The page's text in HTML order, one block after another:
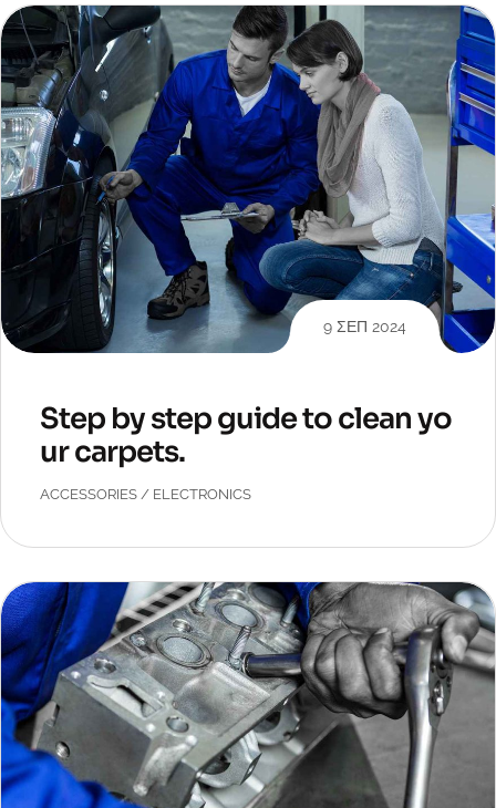
9 ΣΕΠ 2024
Step by step guide to clean yo
ur carpets.
ACCESSORIES / ELECTRONICS